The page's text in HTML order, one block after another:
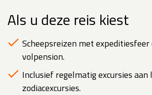
Als u deze reis kiest
Scheepsreizen met expeditiesfeer
volpension.
Inclusief regelmatig excursies aan
zodiacexcursies.